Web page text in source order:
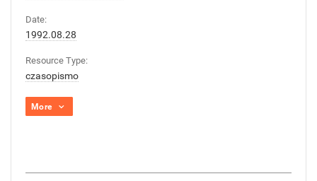
Date:
1992.08.28
Resource Type:
czasopismo
More